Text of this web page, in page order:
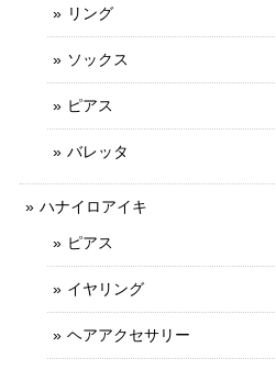
リング
ソックス
ピアス
バレッタ
ハナイロアイキ
ピアス
イヤリング
ヘアアクセサリー